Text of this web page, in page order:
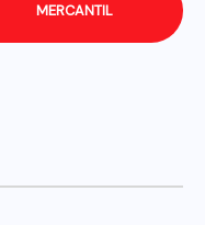
MERCANTIL